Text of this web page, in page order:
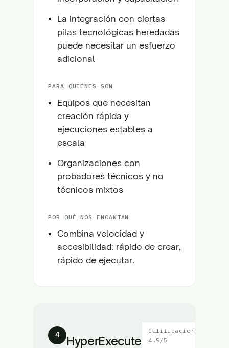
La integración con ciertas
pilas tecnológicas heredadas
puede necesitar un esfuerzo
adicional
PARA QUIÉNES SON
Equipos que necesitan
creación rápida y
ejecuciones estables a
escala
Organizaciones con
probadores técnicos y no
técnicos mixtos
POR QUÉ NOS ENCANTAN
Combina velocidad y
accesibilidad: rápido de crear,
rápido de ejecutar.
4 HyperExecute
Calificación:
4.9/5